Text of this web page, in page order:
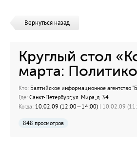
Вернуться назад
Круглый стол
марта:
Кто: Балтийское информационное агентство
Где: Санкт-Петербург, ул. Мира, д. 34
Когда: 10.02.09 (12:00—14:00) | 10.02.09
848 просмотров